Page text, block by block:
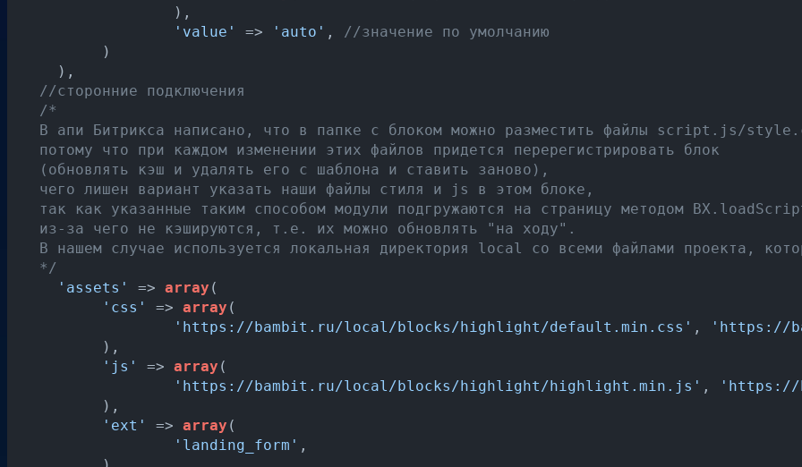
'value'
=> 'auto' , //значение по умолчанию
    ),
//сторонние подключения
/*
В апи Битрикса написано, что в папке с блоком можно разместить файлы script.js/
  потому что при каждом изменении этих файлов придется перерегистрировать блок
  (обновлять кэш и удалять его с шаблона и ставить заново),
  чего лишен вариант указать наши файлы стиля и js в этом блоке,
так как указанные таким способом модули подгружаются на страницу методом
  из-за чего не кэшируются, т.е. их можно обновлять "на ходу".
В нашем случае используется локальная директория local со всеми файлами проекта,
  */
'assets'
=> array (
'css'
=> array (
'https://bambit.ru/local/blocks/highlight/default.min.css' ,
'https://
'js'
=> array (
'https://bambit.ru/local/blocks/highlight/highlight.min.js' ,
'https://
'ext'
=> array (
'landing_form' ,